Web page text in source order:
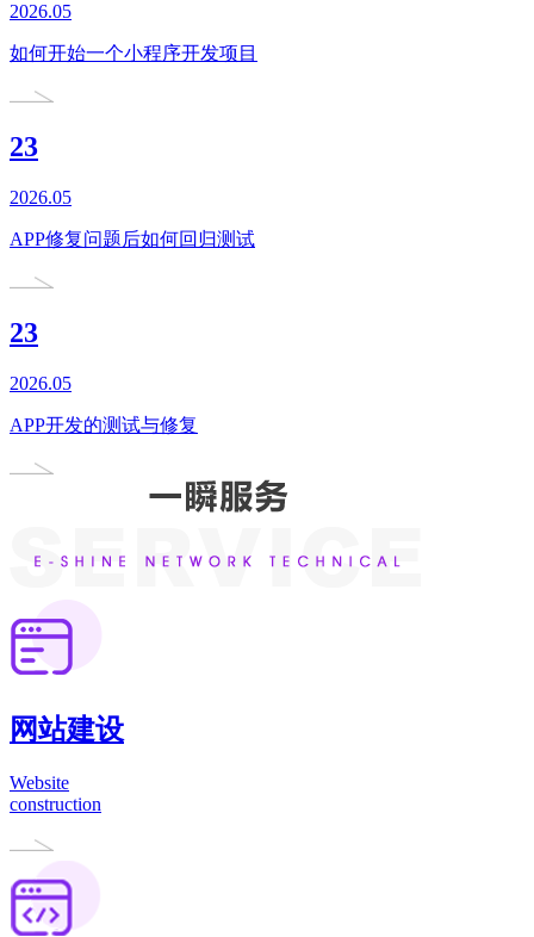
2026.05
如何开始一个小程序开发项目
23
2026.05
APP修复问题后如何回归测试
23
2026.05
APP开发的测试与修复
网站建设
Website
construction